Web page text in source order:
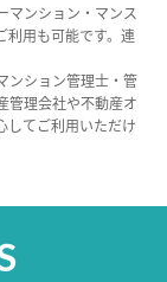
マンション・マンス
利用も可能です。連
ンション管理士・管
管理会社や不動産オ
してご利用いただけ